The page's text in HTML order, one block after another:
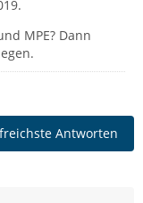
MPE? Dann
Antworten